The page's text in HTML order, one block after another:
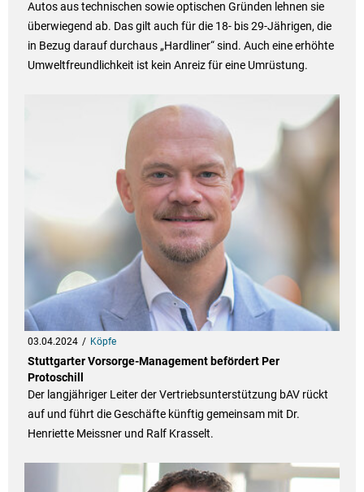
Autos aus technischen sowie optischen Gründen lehnen sie
überwiegend ab. Das gilt auch für die 18- bis 29-Jährigen, die
in Bezug darauf durchaus „Hardliner“ sind. Auch eine erhöhte
Umweltfreundlichkeit ist kein Anreiz für eine Umrüstung.
03.04.2024 Köpfe
Stuttgarter Vorsorge-Management befördert Per
Protoschill
Der langjähriger Leiter der Vertriebsunterstützung bAV rückt
auf und führt die Geschäfte künftig gemeinsam mit Dr.
Henriette Meissner und Ralf Krasselt.